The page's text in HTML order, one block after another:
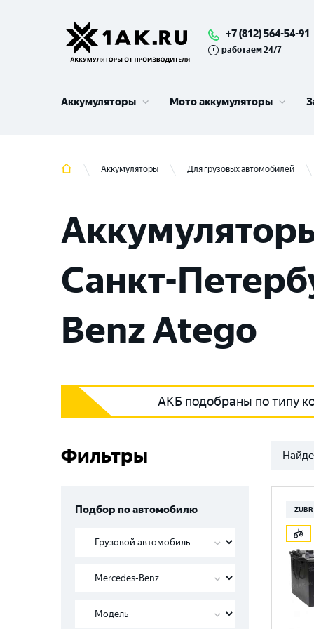
+7 (812) 564-54-91
работаем 24/7
Аккумуляторы Мото аккумуляторы
Аккумуляторы Для грузовых автомобилей
Санкт-
Benz Atego
АКБ подобраны по типу
Фильтры
Подбор по автомобилю ZUBR